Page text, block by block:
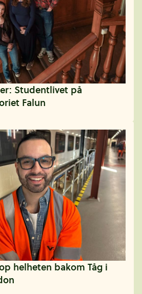
Studentlivet på
Falun
helheten bakom Tåg i